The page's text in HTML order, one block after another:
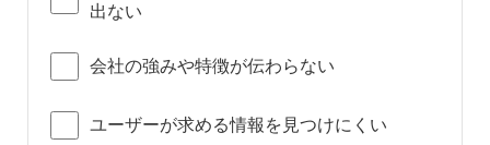
出ない
会社の強みや特徴が伝わらない
ユーザーが求める情報を見つけにくい